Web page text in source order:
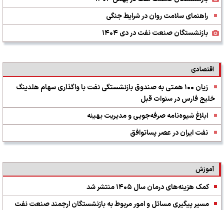
اقتصادی
زیان ۱۰۰ همتی به صندوق بازنشستگی نفت با واگذاری سهام هلدینگ
خلیج فارس در سنوات قبل
ابلاغ شیوه‌نامه صرفه‌جویی و مدیریت بهینه
نفت ایران در عصر پساتوافق
راهنمای سلامت روان در شرایط جنگی
بازنشستگان صنعت نفت در دی ۱۴۰۴
آموزش
کمک‌ هزینه‌های درمان سال ۱۴۰۵ منتشر شد
مسیر پیگیری مسائل و امور مربوط به بازنشستگان ارجمند صنعت نفت